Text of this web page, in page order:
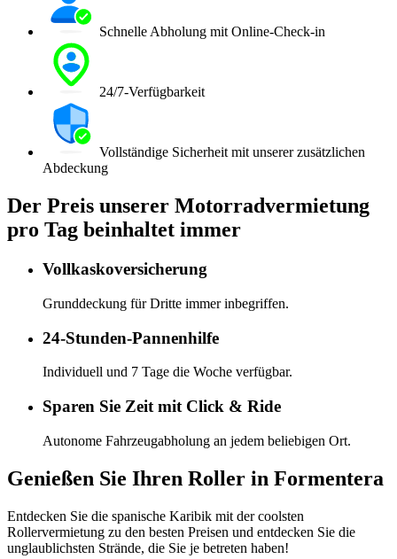
Schnelle Abholung mit Online-Check-in
24/7-Verfügbarkeit
Vollständige Sicherheit mit unserer zusätzlichen
Abdeckung
Der Preis unserer Motorradvermietung
pro Tag beinhaltet immer
Vollkaskoversicherung
Grunddeckung für Dritte immer inbegriffen.
24-Stunden-Pannenhilfe
Individuell und 7 Tage die Woche verfügbar.
Sparen Sie Zeit mit Click & Ride
Autonome Fahrzeugabholung an jedem beliebigen Ort.
Genießen Sie Ihren Roller in Formentera
Entdecken Sie die spanische Karibik mit der coolsten
Rollervermietung zu den besten Preisen und entdecken Sie die
unglaublichsten Strände, die Sie je betreten haben!